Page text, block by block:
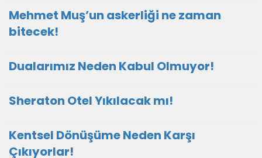
Mehmet Muş’un askerliği ne zaman
bitecek!
Dualarımız Neden Kabul Olmuyor!
Sheraton Otel Yıkılacak mı!
Kentsel Dönüşüme Neden Karşı
Çıkıyorlar!